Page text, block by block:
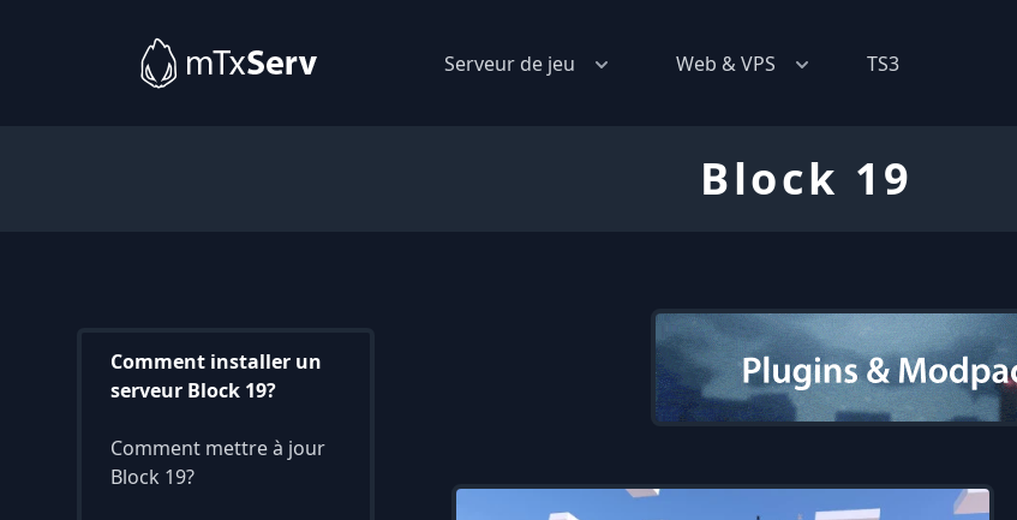
Serveur de jeu Web & VPS TS3
Block 19
Comment installer un
serveur Block 19?
Comment mettre à jour
Block 19?